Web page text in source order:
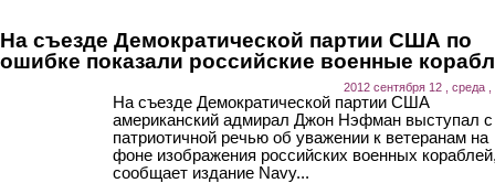
На съезде Демократической партии США по
ошибке показали российские военные
2012 сентября 12 , среда ,
На съезде Демократической партии США
американский адмирал Джон Нэфман выступал с
патриотичной речью об уважении к ветеранам на
фоне изображения российских военных
сообщает издание Navy...